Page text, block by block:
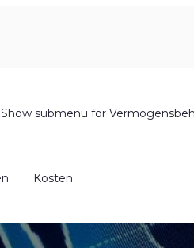
Show submenu for
Kosten